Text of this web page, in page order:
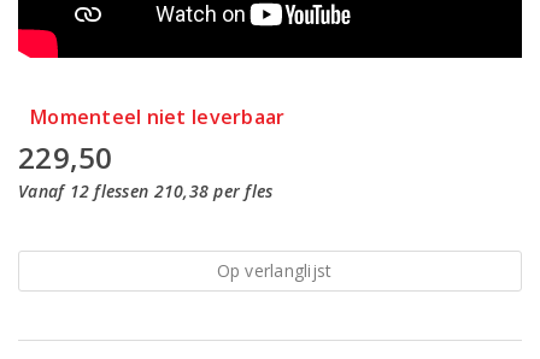
Momenteel niet leverbaar
229,50
Vanaf 12 flessen 210,38 per fles
Op verlanglijst